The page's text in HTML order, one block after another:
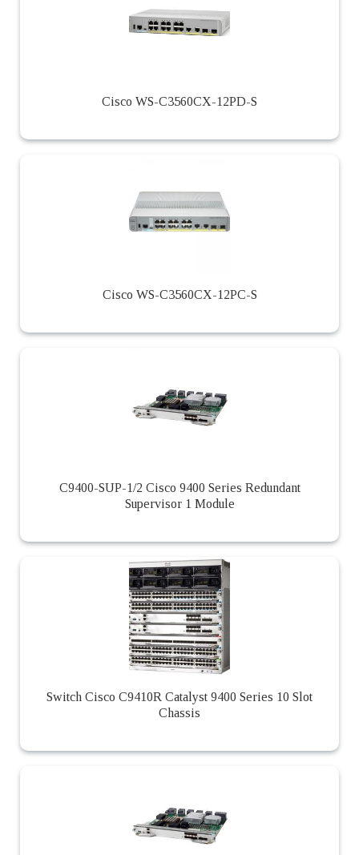
Cisco WS-C3560CX-12PD-S
Cisco WS-C3560CX-12PC-S
C9400-SUP-1/2 Cisco 9400 Series Redundant
Supervisor 1 Module
Switch Cisco C9410R Catalyst 9400 Series 10 Slot
Chassis